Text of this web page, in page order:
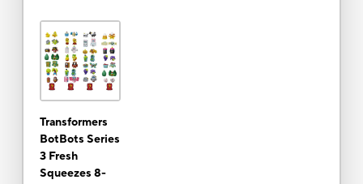
Transformers
BotBots Series
3 Fresh
Squeezes 8-